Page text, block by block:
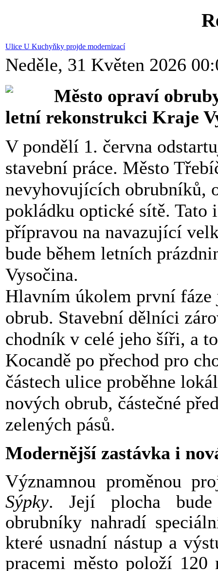
Ulice U Kuchyňky projde modernizací
Neděle, 31 Květen 2026
Město opraví
letní rekonstrukci Kraje
V pondělí 1. června
stavební práce. Město
nevyhovujících obrubníků,
pokládku optické sítě. Tato
přípravou na navazující
bude během letních
Vysočina.
Hlavním úkolem první fáze
obrub. Stavební dělníci
chodník v celé jeho šíři, a
Kocandě po přechod pro
částech ulice proběhne
nových obrub, částečné
zelených pásů.
Modernější zastávka i
Významnou proměnou
Sýpky. Její plocha bude
obrubníky nahradí
které usnadní nástup a
pracemi město položí